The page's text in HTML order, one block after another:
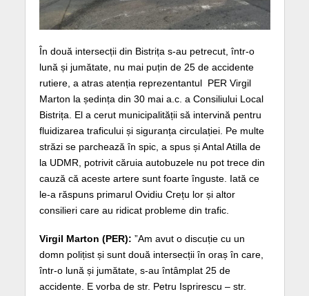
În două intersecții din Bistrița s-au petrecut, într-o
lună și jumătate, nu mai puțin de 25 de accidente
rutiere, a atras atenția reprezentantul PER Virgil
Marton la ședința din 30 mai a.c. a Consiliului Local
Bistrița. El a cerut municipalității să intervină pentru
fluidizarea traficului și siguranța circulației. Pe multe
străzi se parchează în spic, a spus și Antal Atilla de
la UDMR, potrivit căruia autobuzele nu pot trece din
cauză că aceste artere sunt foarte înguste. Iată ce
le-a răspuns primarul Ovidiu Crețu lor și altor
consilieri care au ridicat probleme din trafic.
Virgil Marton (PER): ”Am avut o discuție cu un
domn polițist și sunt două intersecții în oraș în care,
într-o lună și jumătate, s-au întâmplat 25 de
accidente. E vorba de str. Petru Isprirescu – str.